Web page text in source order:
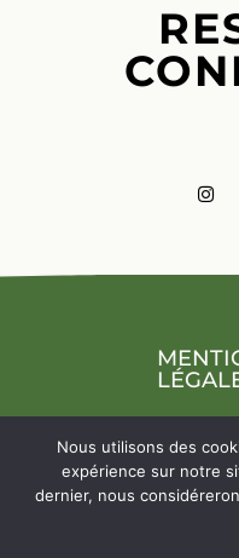
Nous utilisons des
expérience sur notre
dernier, nous